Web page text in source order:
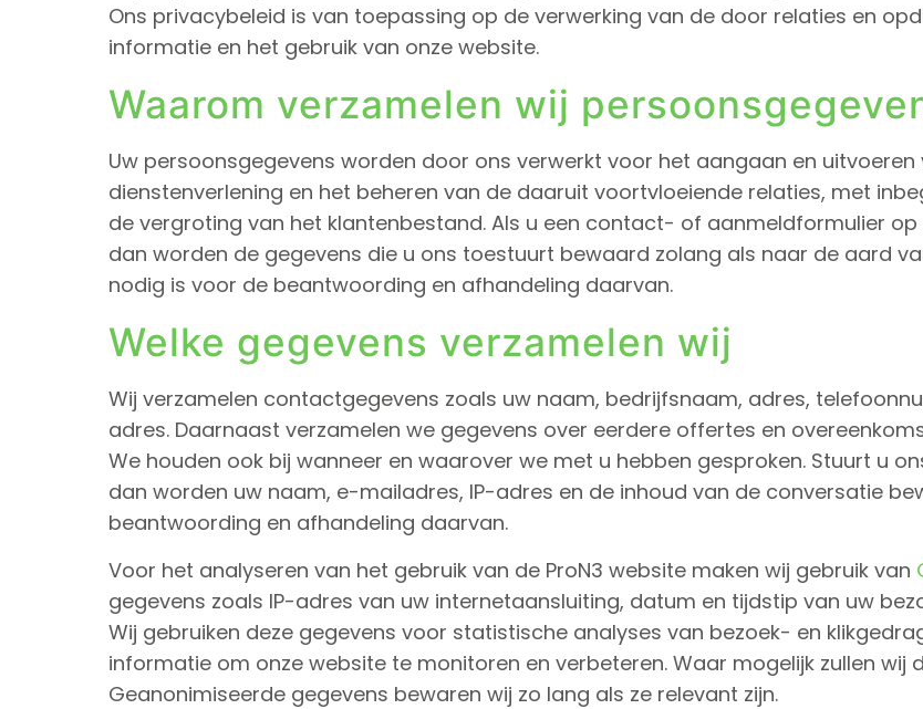
Ons privacybeleid is van toepassing op de verwerking van de door relaties en
informatie en het gebruik van onze website.
Waarom verzamelen wij
Uw persoonsgegevens worden door ons verwerkt voor het aangaan en
dienstenverlening en het beheren van de daaruit voortvloeiende relaties, met
de vergroting van het klantenbestand. Als u een contact- of aanmeldformulier
dan worden de gegevens die u ons toestuurt bewaard zolang als naar de aard
nodig is voor de beantwoording en afhandeling daarvan.
Welke gegevens verzamelen wij
Wij verzamelen contactgegevens zoals uw naam, bedrijfsnaam, adres,
adres. Daarnaast verzamelen we gegevens over eerdere offertes en
We houden ook bij wanneer en waarover we met u hebben gesproken. Stuurt u
dan worden uw naam, e-mailadres, IP-adres en de inhoud van de conversatie
beantwoording en afhandeling daarvan.
Voor het analyseren van het gebruik van de ProN3 website maken wij gebruik van
gegevens zoals IP-adres van uw internetaansluiting, datum en tijdstip van uw
Wij gebruiken deze gegevens voor statistische analyses van bezoek- en
informatie om onze website te monitoren en verbeteren. Waar mogelijk zullen wij
Geanonimiseerde gegevens bewaren wij zo lang als ze relevant zijn.